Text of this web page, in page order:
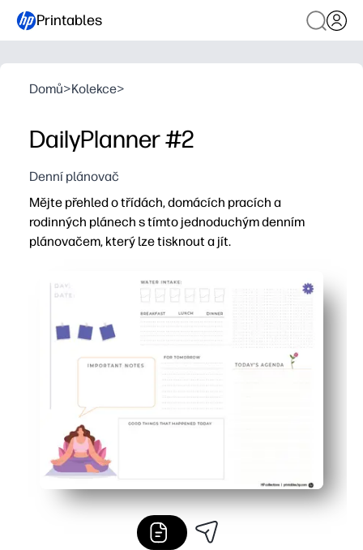
Printables
Domů>Kolekce>
DailyPlanner #2
Denní plánovač
Mějte přehled o třídách, domácích pracích a
rodinných plánech s tímto jednoduchým denním
plánovačem, který lze tisknout a jít.
Design bez přípravy - tiskněte doma a začněte
Vyhrazené prostory pro rozvrh, nejvyšší priority, úkoly
Přátelské a přehledné uspořádání pomáhá dětem i